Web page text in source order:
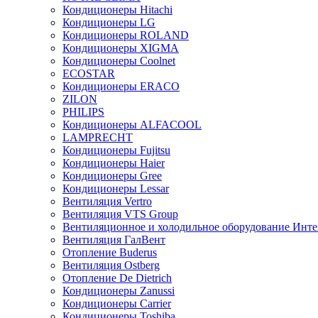
Кондиционеры Hitachi
Кондиционеры LG
Кондиционеры ROLAND
Кондиционеры XIGMA
Кондиционеры Coolnet
ECOSTAR
Кондиционеры ERACO
ZILON
PHILIPS
Кондиционеры ALFACOOL
LAMPRECHT
Кондиционеры Fujitsu
Кондиционеры Haier
Кондиционеры Gree
Кондиционеры Lessar
Вентиляция Vertro
Вентиляция VTS Group
Вентиляционное и холодильное оборудование
Вентиляция ГалВент
Отопление Buderus
Вентиляция Ostberg
Отопление De Dietrich
Кондиционеры Zanussi
Кондиционеры Carrier